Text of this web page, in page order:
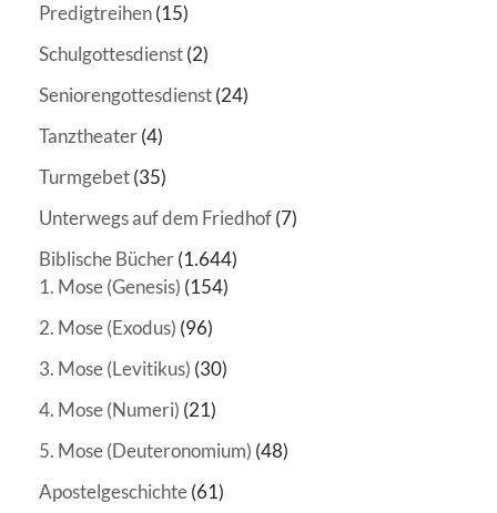
Predigtreihen(15)
Schulgottesdienst(2)
Seniorengottesdienst(24)
Tanztheater(4)
Turmgebet(35)
Unterwegs auf dem Friedhof(7)
Biblische Bücher(1.644)
1. Mose (Genesis) (154)
2. Mose (Exodus) (96)
3. Mose (Levitikus) (30)
4. Mose (Numeri) (21)
5. Mose (Deuteronomium) (48)
Apostelgeschichte(61)